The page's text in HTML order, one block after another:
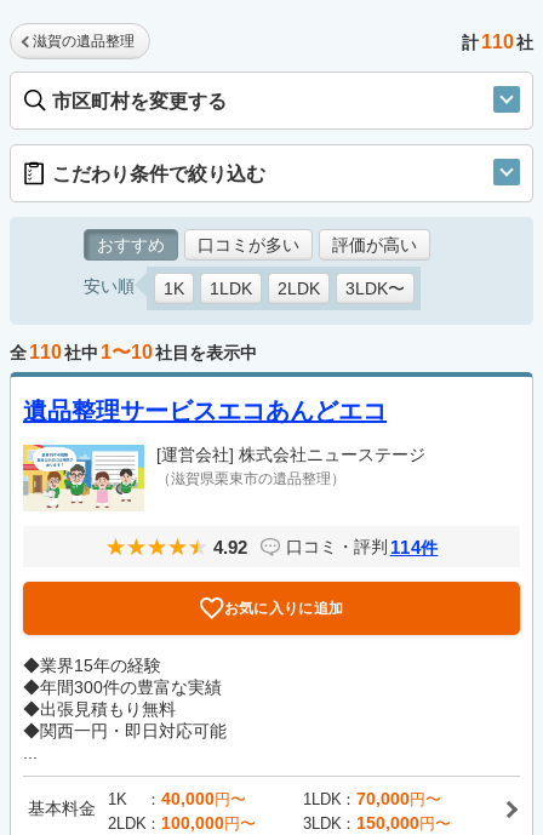
滋賀の遺品整理 計110社
市区町村を変更する
こだわり条件で絞り込む
おすすめ 口コミが多い 評価が高い
安い順 1K 1LDK 2LDK 3LDK〜
全110社中 1〜10社目を表示中
遺品整理サービスエコあんどエコ
[運営会社] 株式会社ニューステージ
（滋賀県栗東市の遺品整理）
4.92 口コミ・評判 114件
お気に入りに追加
◆業界15年の経験
◆年間300件の豊富な実績
◆出張見積もり無料
◆関西一円・即日対応可能
...
基本料金 1K 40,000円〜 1LDK 70,000円〜
2LDK
100,000円〜 3LDK 150,000円〜